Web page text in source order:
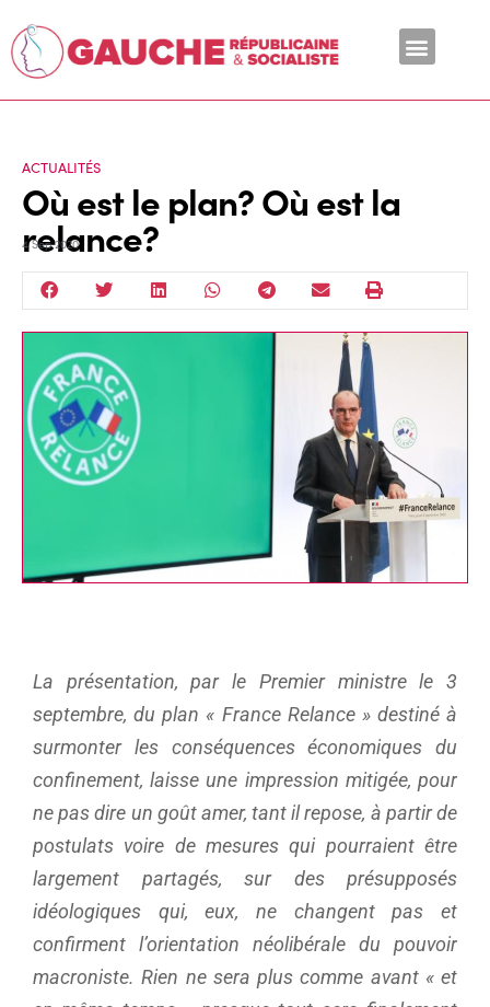
ACTUALITÉS
Où est le plan? Où est la
relance?
4 Sep 2020
La présentation, par le Premier ministre le 3
septembre, du plan « France Relance » destiné à
surmonter les conséquences économiques du
confinement, laisse une impression mitigée, pour
ne pas dire un goût amer, tant il repose, à partir de
postulats voire de mesures qui pourraient être
largement partagés, sur des présupposés
idéologiques qui, eux, ne changent pas et
confirment l’orientation néolibérale du pouvoir
macroniste. Rien ne sera plus comme avant « et